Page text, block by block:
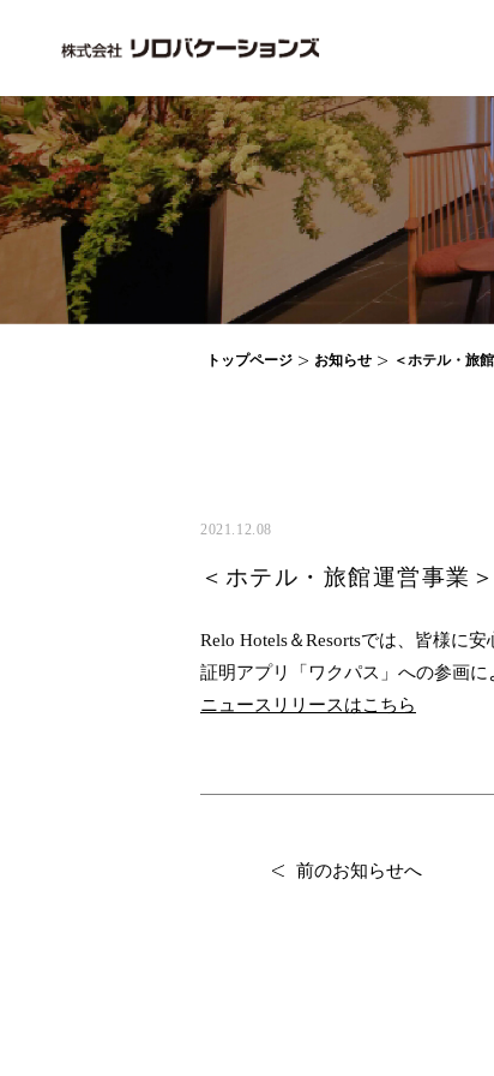
トップページ お知らせ ＜ホテル・旅
2021.12.08
＜ホテル・旅館運営事業
Relo Hotels＆Resortsでは、皆様に
証明アプリ「ワクパス」への参画に
ニュースリリースはこちら
前のお知らせへ